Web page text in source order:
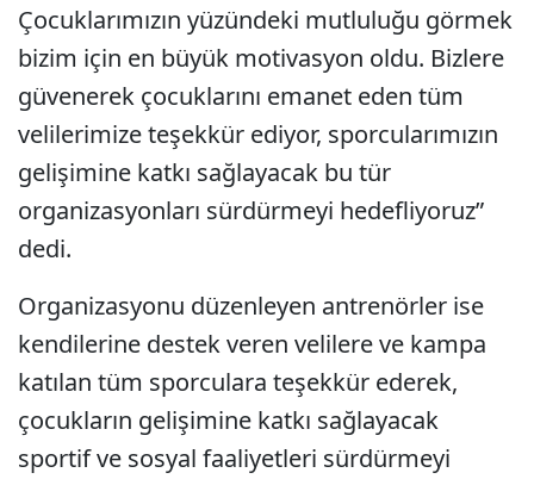
Çocuklarımızın yüzündeki mutluluğu görmek
bizim için en büyük motivasyon oldu. Bizlere
güvenerek çocuklarını emanet eden tüm
velilerimize teşekkür ediyor, sporcularımızın
gelişimine katkı sağlayacak bu tür
organizasyonları sürdürmeyi hedefliyoruz”
dedi.
Organizasyonu düzenleyen antrenörler ise
kendilerine destek veren velilere ve kampa
katılan tüm sporculara teşekkür ederek,
çocukların gelişimine katkı sağlayacak
sportif ve sosyal faaliyetleri sürdürmeyi